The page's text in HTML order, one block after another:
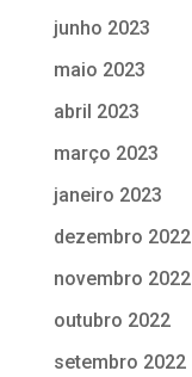
junho 2023
maio 2023
abril 2023
março 2023
janeiro 2023
dezembro 2022
novembro 2022
outubro 2022
setembro 2022